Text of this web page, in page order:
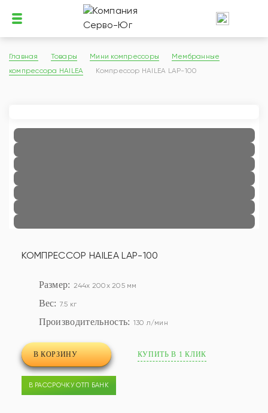
Главная Товары Мини компрессоры
Мембранные
компрессора HAILEA
Компрессор HAILEA LAP-100
КОМПРЕССОР HAILEA LAP-100
Размер: 244x 200x 205 мм
Вес: 7.5 кг
Производительность: 130 л/мин
В КОРЗИНУ КУПИТЬ В 1 КЛИК
В РАССРОЧКУ ОТП БАНК